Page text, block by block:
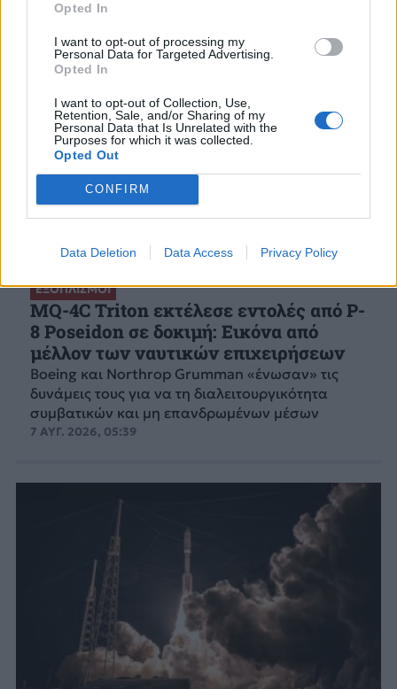
Opted In
I want to opt-out of processing my
Personal Data for Targeted Advertising.
Opted In
I want to opt-out of Collection, Use,
Retention, Sale, and/or Sharing of my
Personal Data that Is Unrelated with the
Purposes for which it was collected.
Opted Out
CONFIRM
Data Deletion Data Access Privacy Policy
ΕΞΟΠΛΙΣΜΟΙ
MQ-4C Triton εκτέλεσε εντολές από P-
8 Poseidon σε δοκιμή: Εικόνα από
μέλλον των ναυτικών επιχειρήσεων
Boeing και Northrop Grumman «ένωσαν» τις
δυνάμεις τους για να τη διαλειτουργικότητα
συμβατικών και μη επανδρωμένων μέσων
7 ΑΥΓ. 2026, 05:39